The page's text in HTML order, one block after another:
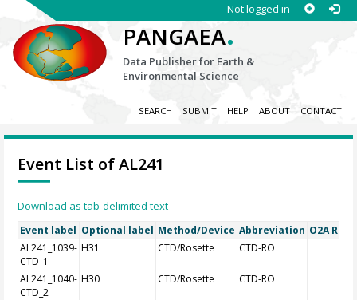
Not logged in
PANGAEA.
Data Publisher for Earth &
Environmental Science
SEARCH SUBMIT HELP ABOUT CONTACT
Event List of AL241
Download as tab-delimited text
Event label Optional label Method/Device Abbreviation O2A
AL241_1039-
CTD_1
H31 CTD/Rosette CTD-RO
AL241_1040-
CTD_2
H30 CTD/Rosette CTD-RO